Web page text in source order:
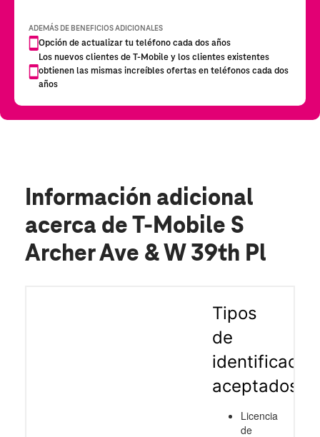
Información adicional
acerca de T-Mobile S
Archer Ave & W 39th Pl
Tipos
de
aceptados
Licencia
de